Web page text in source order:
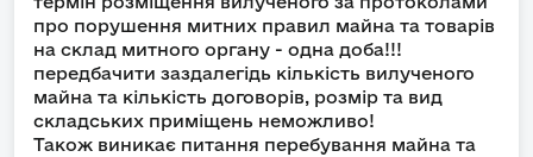
про порушення митних правил майна та товарів
на склад митного органу - одна доба!!!
передбачити заздалегідь кількість вилученого
майна та кількість договорів, розмір та вид
складських приміщень неможливо!
Також виникає питання перебування майна та